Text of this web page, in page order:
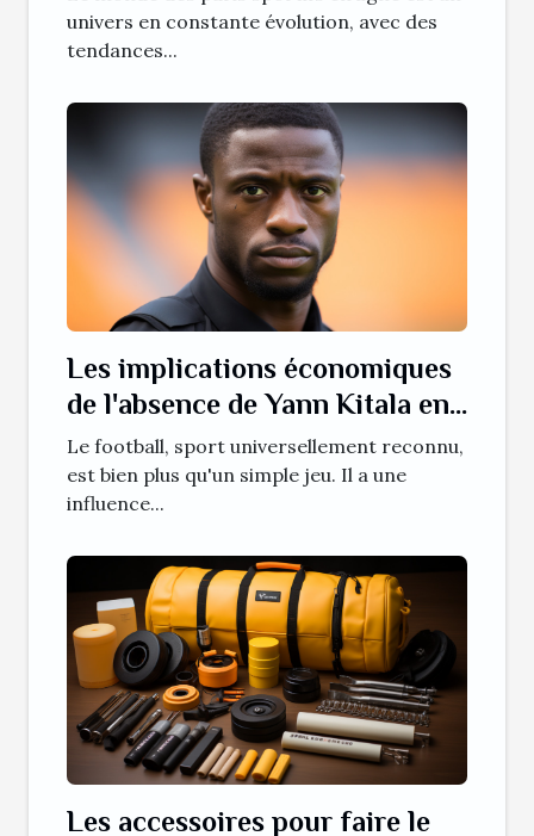
univers en constante évolution, avec des
tendances...
Les implications économiques
de l'absence de Yann Kitala en
Ligue 1
Le football, sport universellement reconnu,
est bien plus qu'un simple jeu. Il a une
influence...
Les accessoires pour faire le